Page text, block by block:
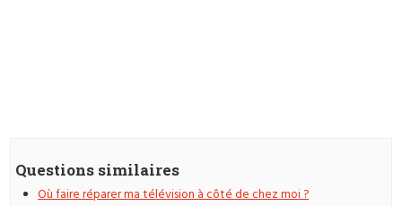
Questions similaires
Où faire réparer ma télévision à côté de chez moi ?